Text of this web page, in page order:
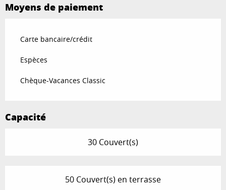
Moyens de paiement
Carte bancaire/crédit
Espèces
Chèque-Vacances Classic
Capacité
30 Couvert(s)
50 Couvert(s) en terrasse